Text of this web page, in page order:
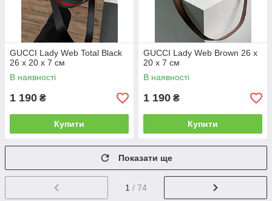
GUCCI Lady Web Total Black
26 х 20 х 7 см
В наявності
1 190 ₴
Купити
GUCCI Lady Web Brown 26 х
20 х 7 см
В наявності
1 190 ₴
Купити
Показати ще
1 / 74